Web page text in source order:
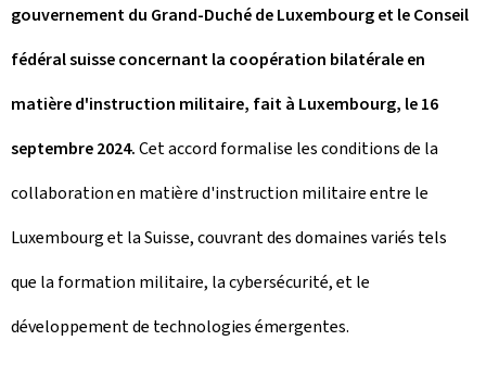
gouvernement du Grand-Duché de Luxembourg et le Conseil
fédéral suisse concernant la coopération bilatérale en
matière d'instruction militaire, fait à Luxembourg, le 16
septembre 2024.Cet accord formalise les conditions de la
collaboration en matière d'instruction militaire entre le
Luxembourg et la Suisse, couvrant des domaines variés tels
que la formation militaire, la cybersécurité, et le
développement de technologies émergentes.